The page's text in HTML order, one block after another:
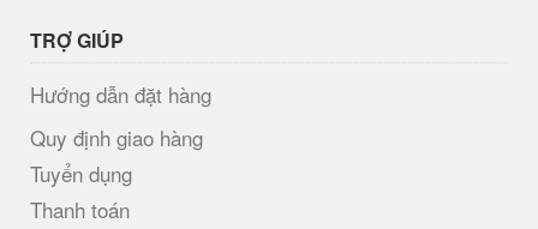
TRỢ GIÚP
Hướng dẫn đặt hàng
Quy định giao hàng
Tuyển dụng
Thanh toán